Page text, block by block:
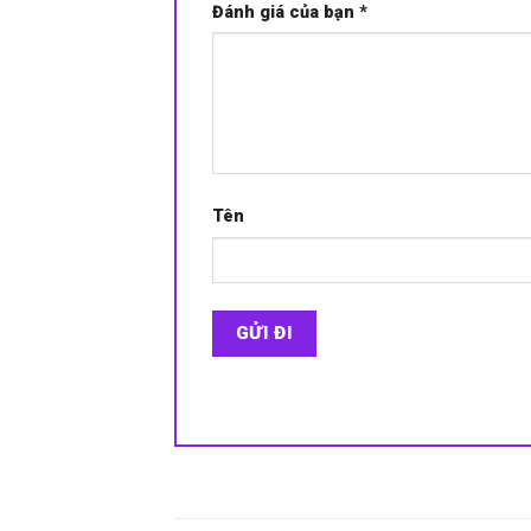
Đánh giá của bạn *
Tên